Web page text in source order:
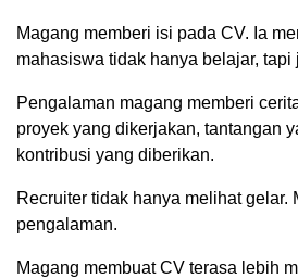
Magang memberi isi pada CV. Ia
mahasiswa tidak hanya belajar, tapi
Pengalaman magang memberi
proyek yang dikerjakan, tantangan
kontribusi yang diberikan.
Recruiter tidak hanya melihat gelar.
pengalaman.
Magang membuat CV terasa lebih